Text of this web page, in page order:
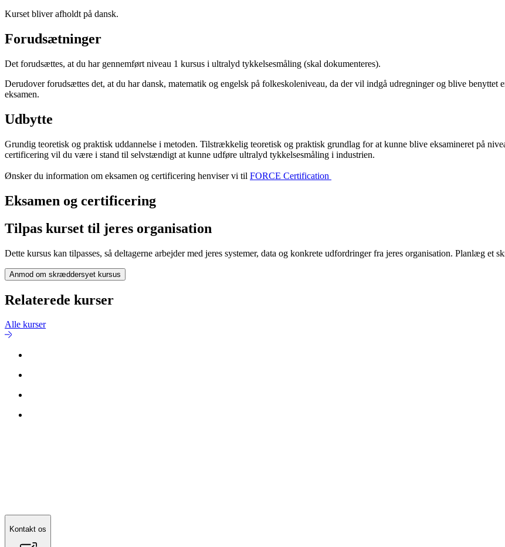
Kurset bliver afholdt på dansk.
Forudsætninger
Det forudsættes, at du har gennemført niveau 1 kursus i ultralyd tykkelsesmåling (skal dokumenteres).
Derudover forudsættes det, at du har dansk, matematik og engelsk på folkeskoleniveau, da der vil indgå udregninger og blive benyttet
eksamen.
Udbytte
Grundig teoretisk og praktisk uddannelse i metoden. Tilstrækkelig teoretisk og praktisk grundlag for at kunne blive eksamineret på
certificering vil du være i stand til selvstændigt at kunne udføre ultralyd tykkelsesmåling i industrien.
Ønsker du information om eksamen og certificering henviser vi til FORCE Certification
Eksamen og certificering
Tilpas kurset til jeres organisation
Dette kursus kan tilpasses, så deltagerne arbejder med jeres systemer, data og konkrete udfordringer fra jeres organisation. Planlæg et
Anmod om skræddersyet kursus
Relaterede kurser
Alle kurser
Kontakt os